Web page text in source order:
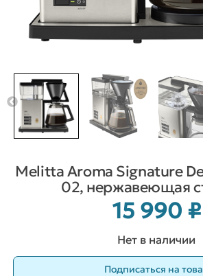
Melitta Aroma Signature
02, нержавеющая
15 990 ₽
Нет в наличии